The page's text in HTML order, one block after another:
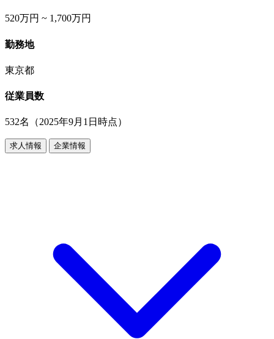
520万円 ~ 1,700万円
勤務地
東京都
従業員数
532名（2025年9月1日時点）
求人情報 企業情報